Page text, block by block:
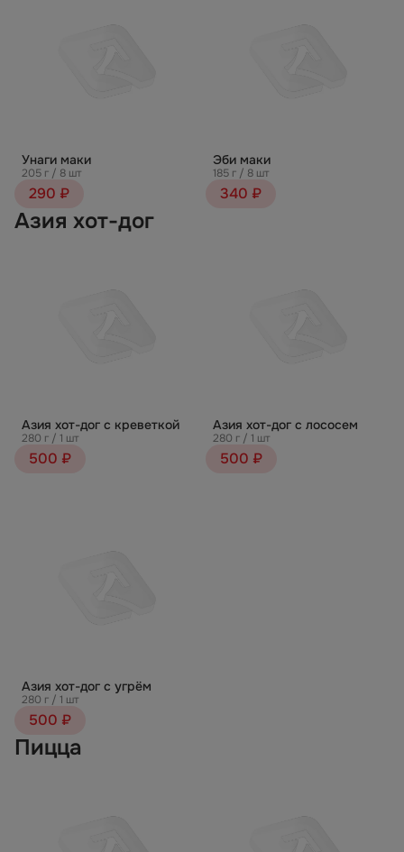
Унаги маки
205 г / 8 шт
290 ₽
Эби маки
185 г / 8 шт
340 ₽
Азия хот-дог
Азия хот-дог с креветкой
280 г / 1 шт
500 ₽
Азия хот-дог с лососем
280 г / 1 шт
500 ₽
Азия хот-дог с угрём
280 г / 1 шт
500 ₽
Пицца